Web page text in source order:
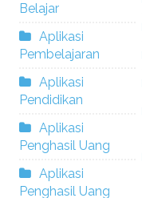
Belajar
Aplikasi
Pembelajaran
Aplikasi
Pendidikan
Aplikasi
Penghasil Uang
Aplikasi
Penghasil Uang